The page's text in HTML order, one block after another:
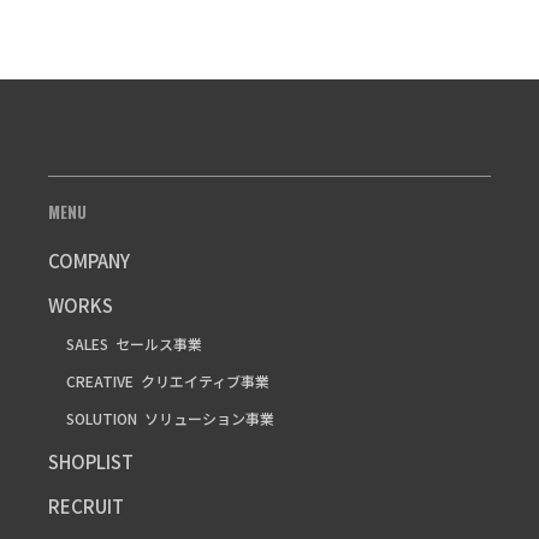
MENU
COMPANY
WORKS
SALES セールス事業
CREATIVE クリエイティブ事業
SOLUTION ソリューション事業
SHOPLIST
RECRUIT